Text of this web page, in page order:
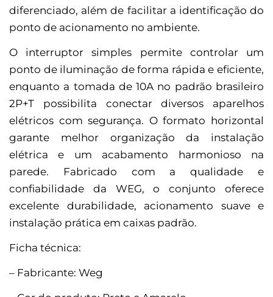
diferenciado, além de facilitar a identificação do
ponto de acionamento no ambiente.
O interruptor simples permite controlar um
ponto de iluminação de forma rápida e eficiente,
enquanto a tomada de 10A no padrão brasileiro
2P+T possibilita conectar diversos aparelhos
elétricos com segurança. O formato horizontal
garante melhor organização da instalação
elétrica e um acabamento harmonioso na
parede. Fabricado com a qualidade e
confiabilidade da WEG, o conjunto oferece
excelente durabilidade, acionamento suave e
instalação prática em caixas padrão.
Ficha técnica:
– Fabricante: Weg